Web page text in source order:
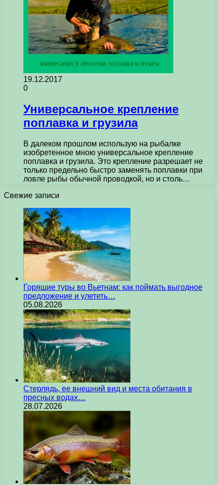
19.12.2017
0
Универсальное крепление
поплавка и грузила
В далеком прошлом использую на рыбалке
изобретенное мною универсальное крепление
поплавка и грузила. Это крепление разрешает не
только предельно быстро заменять поплавки при
ловле рыбы обычной проводкой, но и столь…
Свежие записи
Горящие туры во Вьетнам: как поймать выгодное
предложение и улететь…
05.08.2026
Стерлядь, ее внешний вид и места обитания в
пресных водах…
28.07.2026